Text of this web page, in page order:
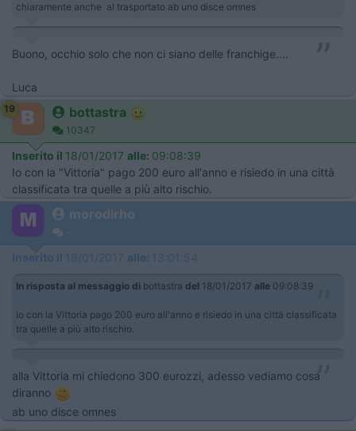
chiaramente anche al trasportato ab uno disce omnes
Buono, occhio solo che non ci siano delle franchige....
Luca
19 bottastra
10347
Inserito il 18/01/2017 alle: 09:08:39
Io con la "Vittoria" pago 200 euro all'anno e risiedo in una città
classificata tra quelle a più alto rischio.
morodirho
Inserito il 18/01/2017 alle: 13:01:54
In risposta al messaggio di bottastra del 18/01/2017 alle 09:08:39
Io con la Vittoria pago 200 euro all'anno e risiedo in una città classificata
tra quelle a più alto rischio.
alla Vittoria mi chiedono 300 eurozzi, adesso vediamo cosa
diranno
ab uno disce omnes